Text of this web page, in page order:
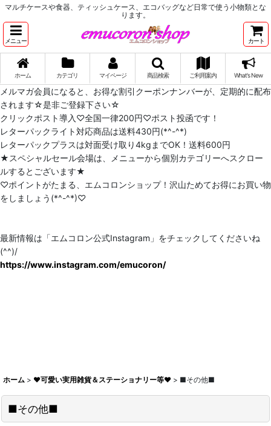
マルチケースや食器、ティッシュケース、エコバッグなど日常で使う小物類とな
ります。
メニュー カート
ホーム カテゴリ マイページ 商品検索 ご利用案内 What's New
メルマガ会員になると、お得な割引クーポンナンバーが、定期的に配布
されます☆是非ご登録下さい☆
クリックポスト導入♡全国一律200円♡ポスト投函です！
レターパックライト対応商品は送料430円(*^-^*)
レターパックプラスは対面受け取り4kgまでOK！送料600円
★スペシャルセール会場は、メニューから個別カテゴリーへスクロー
ルするとございます★
♡ポイントがたまる、エムコロンショップ！沢山ためてお得にお買い物
をしましょう(*^-^*)♡
最新情報は「エムコロン公式Instagram」をチェックしてくださいね
(^^)/
https://www.instagram.com/emucoron/
ホーム > ♥可愛い実用雑貨＆ステーショナリー等♥ > ■その他■
■その他■